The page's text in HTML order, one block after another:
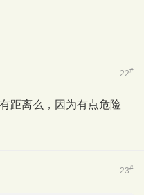
22#
距离么，因为有点危险
23#